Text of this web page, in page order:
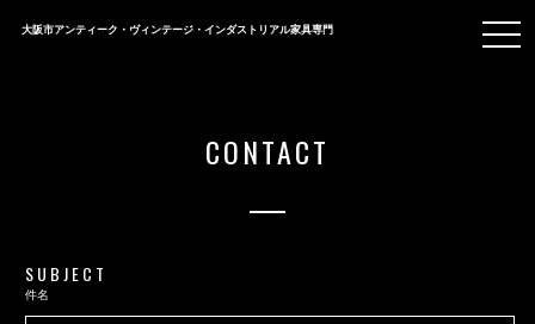
大阪市アンティーク・ヴィンテージ・インダストリアル家具専門
CONTACT
SUBJECT
件名